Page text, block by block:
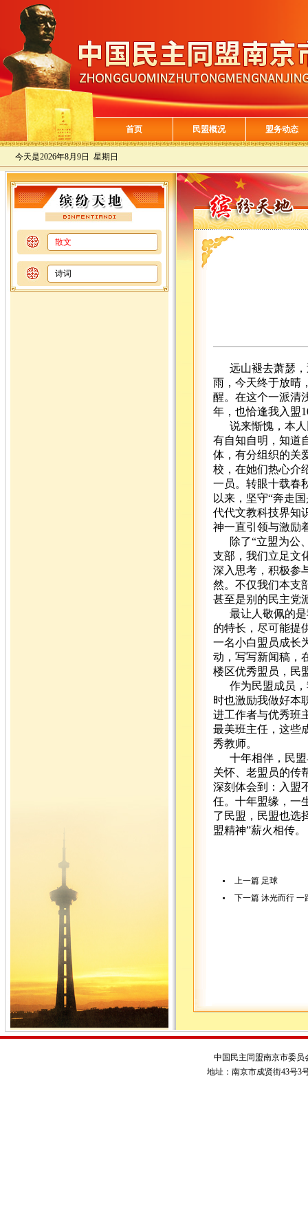
首页 民盟概况 盟务动态
今天是2026年8月9日 星期日
散文
诗词
远山褪去萧瑟
雨，今天终于放晴
醒。在这个一派清
年，也恰逢我入盟
说来惭愧，本
有自知自明，知道
体，有分组织的关
校，在她们热心介
一员。转眼十载春
以来，坚守“奔走
代代文教科技界知
神一直引领与激励
除了“立盟为公
支部，我们立足文
深入思考，积极参
然。不仅我们本支
甚至是别的民主党
最让人敬佩的
的特长，尽可能提
一名小白盟员成长
动，写写新闻稿，
楼区优秀盟员，民
作为民盟成员
时也激励我做好本
进工作者与优秀班
最美班主任，这些
秀教师。
十年相伴，民
关怀、老盟员的传
深刻体会到：入盟
任。十年盟缘，一
了民盟，民盟也选
盟精神”薪火相传。
上一篇 足球
下一篇 沐光而行 一
中国民主同盟南京市委员
地址：南京市成贤街43号3